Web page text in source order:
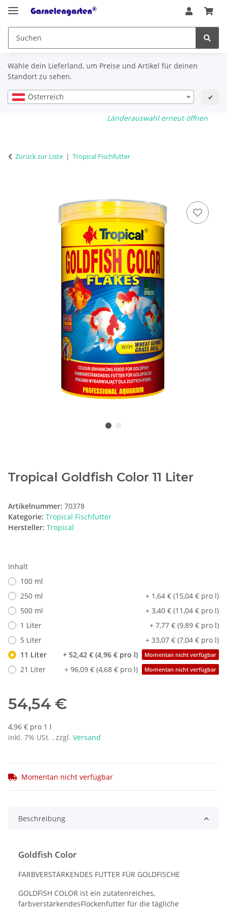
Wähle dein Lieferland, um Preise und Artikel für deinen
Standort zu sehen.
Österreich ✔
Länderauswahl erneut öffnen
Zurück zur Liste Tropical Fischfutter
Tropical Goldfish Color 11 Liter
Artikelnummer: 70378
Kategorie: Tropical Fischfutter
Hersteller: Tropical
Inhalt
100 ml
250 ml
+ 1,64 € (15,04 € pro l)
500 ml
+ 3,40 € (11,04 € pro l)
1 Liter
+ 7,77 € (9,89 € pro l)
5 Liter
+ 33,07 € (7,04 € pro l)
11 Liter
+ 52,42 € (4,96 € pro l) Momentan nicht verfügbar
21 Liter + 96,09 € (4,68 € pro l) Momentan nicht verfügbar
54,54 €
4,96 € pro 1 l
inkl. 7% USt. , zzgl. Versand
Momentan nicht verfügbar
Beschreibung
Goldfish Color
FARBVERSTÄRKENDES FUTTER FÜR GOLDFISCHE
GOLDFISH COLOR ist ein zutatenreiches,
farbverstärkendesFlockenfutter für die tägliche